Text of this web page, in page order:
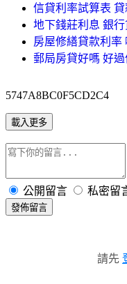
信貸利率試算表
地下錢莊利息 銀
房屋修繕貸款利率
郵局房貸好嗎 好
5747A8BC0F5CD2C4
載入更多
公開留言 私密留
發佈留言
請先